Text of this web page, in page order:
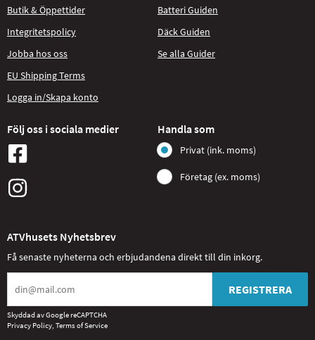
Butik & Öppettider
Integritetspolicy
Jobba hos oss
EU Shipping Terms
Logga in/Skapa konto
Batteri Guiden
Däck Guiden
Se alla Guider
Följ oss i sociala medier Handla som
Privat (ink. moms)
Företag (ex. moms)
ATVhusets Nyhetsbrev
Få senaste nyheterna och erbjudandena direkt till din inkorg.
REGISTRERA
Skyddad av Google reCAPTCHA
Privacy Policy, Terms of Service